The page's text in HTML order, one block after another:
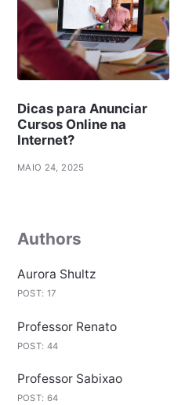
Dicas para Anunciar
Cursos Online na
Internet?
MAIO 24, 2025
Authors
Aurora Shultz
POST: 17
Professor Renato
POST: 44
Professor Sabixao
POST: 64